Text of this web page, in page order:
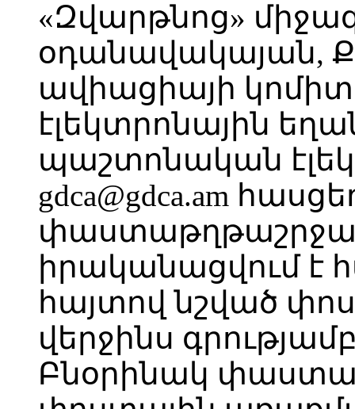
«Զվարթնոց»
օդանավակայան,
ավիացիայի
էլեկտրոնային
պաշտոնական
gdca@gdca.am
իրականացվում է
հայտով նշված
վերջինս
Բնօրինակ